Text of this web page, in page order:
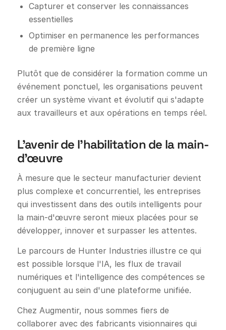
Capturer et conserver les connaissances
essentielles
Optimiser en permanence les performances
de première ligne
Plutôt que de considérer la formation comme un
événement ponctuel, les organisations peuvent
créer un système vivant et évolutif qui s'adapte
aux travailleurs et aux opérations en temps réel.
L'avenir de l'habilitation de la main-
d'œuvre
À mesure que le secteur manufacturier devient
plus complexe et concurrentiel, les entreprises
qui investissent dans des outils intelligents pour
la main-d'œuvre seront mieux placées pour se
développer, innover et surpasser les attentes.
Le parcours de Hunter Industries illustre ce qui
est possible lorsque l'IA, les flux de travail
numériques et l'intelligence des compétences se
conjuguent au sein d'une plateforme unifiée.
Chez Augmentir, nous sommes fiers de
collaborer avec des fabricants visionnaires qui